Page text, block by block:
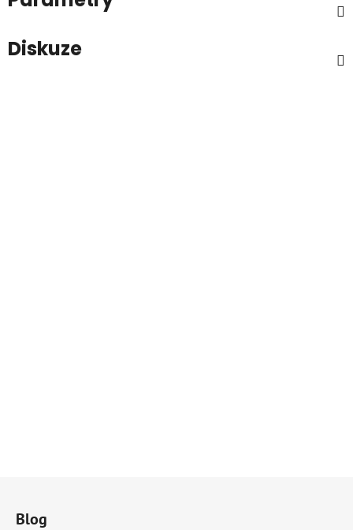
Diskuze
Blog